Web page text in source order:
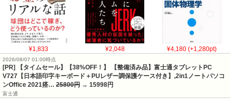
¥1,833 ¥2,048 ¥4,180 (+1,280pt)
2026/08/07 01:00時点
[PR] 【タイムセール】【38%OFF！】 【整備済み品】富士通タブレットPC
V727【日本語印字キーボード＋PUレザー調保護ケース付き】,2in1ノートパソコ
ンOffice 2021搭… 25800円 → 15998円
富士通